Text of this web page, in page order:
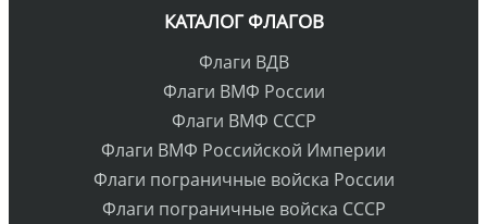
КАТАЛОГ ФЛАГОВ
Флаги ВДВ
Флаги ВМФ России
Флаги ВМФ СССР
Флаги ВМФ Российской Империи
Флаги пограничные войска России
Флаги пограничные войска СССР